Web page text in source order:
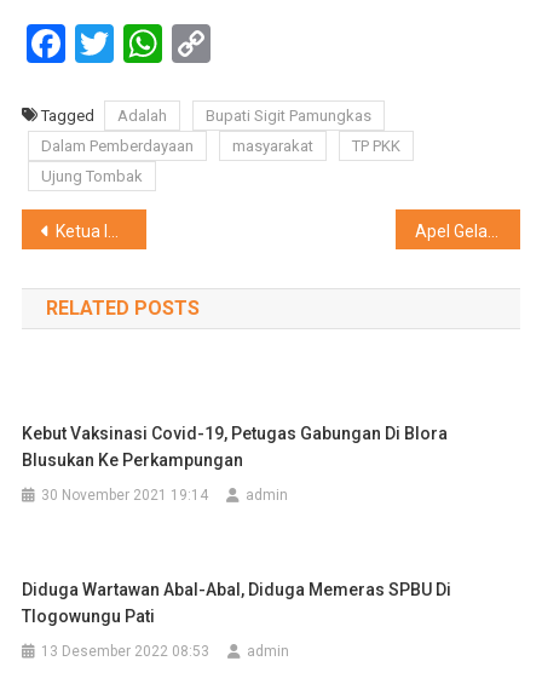
Facebook
TwitterWhatsApp
Copy
Tagged Adalah
Bupati Sigit Pamungkas
Dalam Pemberdayaan
masyarakat
TP PKK
Ujung Tombak
Navigasi
pos
Ketua ISSI Grobogan Optimis Peroleh Medali Emas Di Porprov
RELATED POSTS
Kebut Vaksinasi Covid-19, Petugas Gabungan Di Blora
Blusukan Ke Perkampungan
30 November 2021 19:14 admin
Diduga Wartawan Abal-Abal, Diduga Memeras SPBU Di
Tlogowungu Pati
13 Desember 2022 08:53 admin